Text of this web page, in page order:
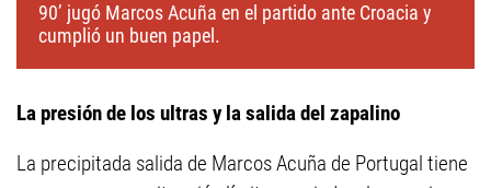
90’ jugó Marcos Acuña en el partido ante Croacia y
cumplió un buen papel.
La presión de los ultras y la salida del zapalino
La precipitada salida de Marcos Acuña de Portugal tiene